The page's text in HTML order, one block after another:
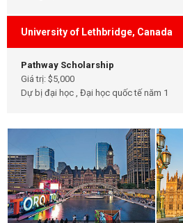
University of Lethbridge, Canada
Pathway Scholarship
Giá trị: $5,000
Dự bị đại học , Đại học quốc tế năm 1